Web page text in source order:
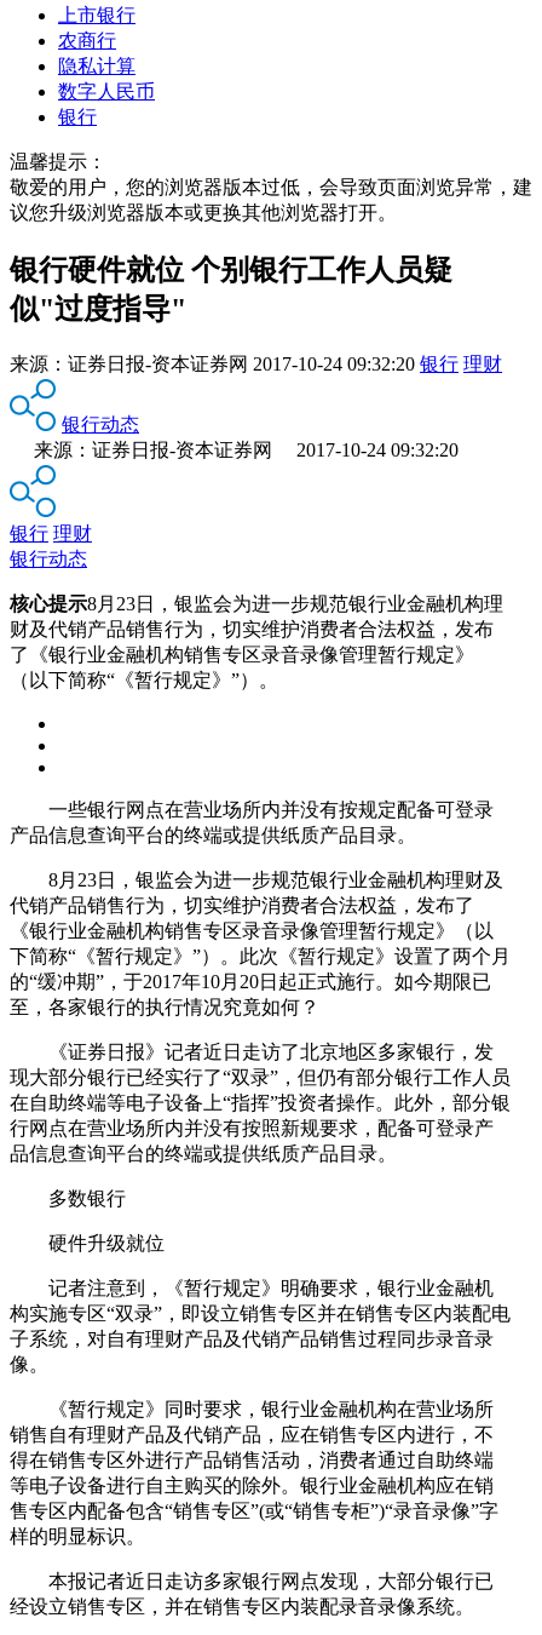
上市银行
农商行
隐私计算
数字人民币
银行
温馨提示：
敬爱的用户，您的浏览器版本过低，会导致页面浏览异常，建
议您升级浏览器版本或更换其他浏览器打开。
银行硬件就位 个别银行工作人员疑
似"过度指导"
来源： 证券日报-资本证券网 2017-10-24 09:32:20 银行 理财
银行动态
来源：证券日报-资本证券网 2017-10-24 09:32:20
银行 理财
银行动态
核心提示8月23日，银监会为进一步规范银行业金融机构理
财及代销产品销售行为，切实维护消费者合法权益，发布
了《银行业金融机构销售专区录音录像管理暂行规定》
（以下简称“《暂行规定》”）。
一些银行网点在营业场所内并没有按规定配备可登录
产品信息查询平台的终端或提供纸质产品目录。
8月23日，银监会为进一步规范银行业金融机构理财及
代销产品销售行为，切实维护消费者合法权益，发布了
《银行业金融机构销售专区录音录像管理暂行规定》（以
下简称“《暂行规定》”）。此次《暂行规定》设置了两个月
的“缓冲期”，于2017年10月20日起正式施行。如今期限已
至，各家银行的执行情况究竟如何？
《证券日报》记者近日走访了北京地区多家银行，发
现大部分银行已经实行了“双录”，但仍有部分银行工作人员
在自助终端等电子设备上“指挥”投资者操作。此外，部分银
行网点在营业场所内并没有按照新规要求，配备可登录产
品信息查询平台的终端或提供纸质产品目录。
多数银行
硬件升级就位
记者注意到，《暂行规定》明确要求，银行业金融机
构实施专区“双录”，即设立销售专区并在销售专区内装配电
子系统，对自有理财产品及代销产品销售过程同步录音录
像。
《暂行规定》同时要求，银行业金融机构在营业场所
销售自有理财产品及代销产品，应在销售专区内进行，不
得在销售专区外进行产品销售活动，消费者通过自助终端
等电子设备进行自主购买的除外。银行业金融机构应在销
售专区内配备包含“销售专区”(或“销售专柜”)“录音录像”字
样的明显标识。
本报记者近日走访多家银行网点发现，大部分银行已
经设立销售专区，并在销售专区内装配录音录像系统。